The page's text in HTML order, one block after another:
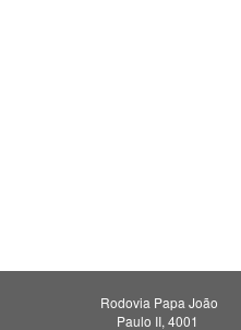
Rodovia Papa João
Paulo II, 4001